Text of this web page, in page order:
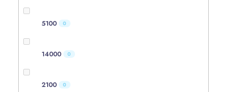
5100 0
14000 0
2100 0